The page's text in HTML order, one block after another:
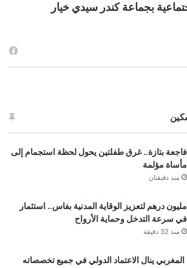
بجماعة كندر سيدي خيار
فاجعة بتازة.. غرق طفلتين يحول لحظة استجمام إلى
مأساة مؤلمة
منذ دقيقتان
مليون درهم لتعزيز الوقاية المدنية بفاس.. استثمار
في سرعة التدخل وحماية الأرواح
منذ 32 دقيقة
ينال الاعتماد الدولي في جميع تخصصاته